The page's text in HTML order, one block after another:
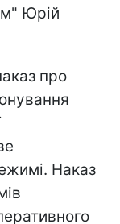
Юрій
про
Наказ